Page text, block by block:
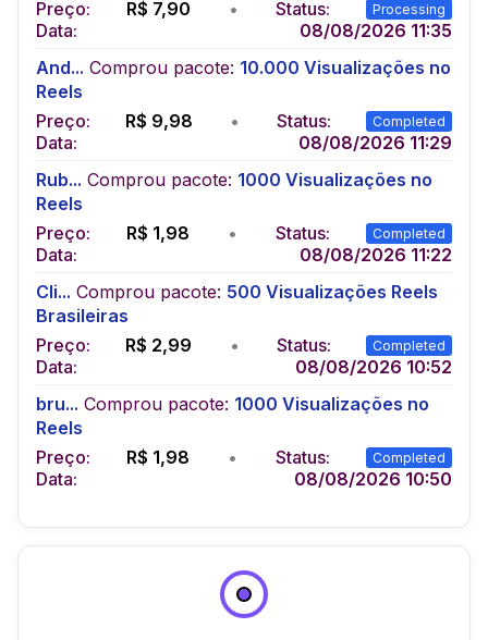
Preço: R$ 7,90 • Status: Processing
Data:
08/08/2026 11:35
And... Comprou pacote: 10.000 Visualizações no
Reels
Preço:
R$ 9,98 • Status: Completed
Data:
08/08/2026 11:29
Rub... Comprou pacote: 1000 Visualizações no
Reels
Preço:
R$ 1,98 • Status: Completed
Data:
08/08/2026 11:22
Cli... Comprou pacote: 500 Visualizações Reels
Brasileiras
Preço:
R$ 2,99 • Status: Completed
Data:
08/08/2026 10:52
bru... Comprou pacote: 1000 Visualizações no
Reels
Preço:
R$ 1,98 • Status: Completed
Data: 08/08/2026 10:50